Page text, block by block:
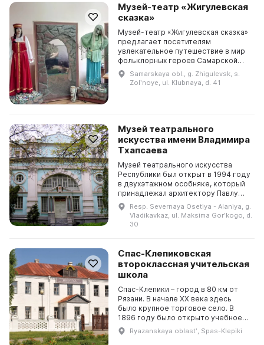
Музей-театр «Жигулевская
сказка»
Музей-театр «Жигулевская сказка»
предлагает посетителям
увлекательное путешествие в мир
фольклорных героев Самарской
Луки. Здесь можно познакомиться с
Хозяйкой Жигулевских гор,
Шишигой, Железным волко...
Samarskaya obl., g. Zhigulevsk, s.
Zolʹnoye, ul. Klubnaya, d. 41
Музей театрального
искусства имени Владимира
Тхапсаева
Музей театрального искусства
Республики был открыт в 1994 году
в двухэтажном особняке, который
принадлежал архитектору Павлу
Павловичу Шмидту. Он стал первым
государственным музеем
театрального искусс...
Resp. Severnaya Osetiya - Alaniya, g.
Vladikavkaz, ul. Maksima Gorʹkogo, d.
30
Спас-Клепиковская
второклассная учительская
школа
Спас-Клепики – город в 80 км от
Рязани. В начале ХХ века здесь
было крупное торговое село. В
1896 году было открыто учебное
заведение, обучавшее учителей
школьной грамоты. Спас-
Ryazanskaya oblastʹ, Spas-Klepiki